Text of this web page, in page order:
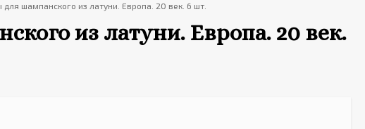
шампанского из латуни. Европа. 20 век. 6 шт.
из латуни. Европа. 20 век.